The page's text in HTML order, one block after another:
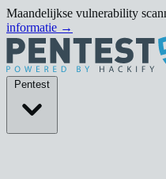
Maandelijkse vulnerability
informatie →
Pentests